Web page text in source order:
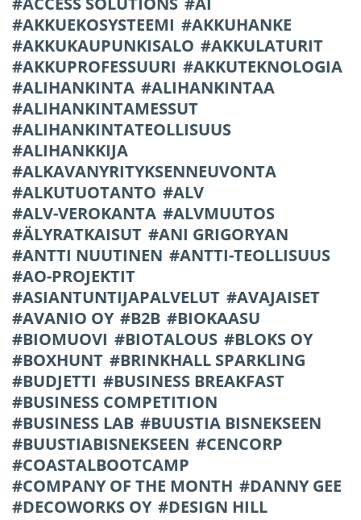
AKKUEKOSYSTEEMI
AKKUHANKE
AKKUKAUPUNKISALO
AKKULATURIT
AKKUPROFESSUURI
AKKUTEKNOLOGIA
ALIHANKINTA
ALIHANKINTAA
ALIHANKINTAMESSUT
ALIHANKINTATEOLLISUUS
ALIHANKKIJA
ALKAVANYRITYKSENNEUVONTA
ALKUTUOTANTO
ALV
ALV-VEROKANTA
ALVMUUTOS
ÄLYRATKAISUT
ANI GRIGORYAN
ANTTI NUUTINEN
ANTTI-TEOLLISUUS
AO-PROJEKTIT
ASIANTUNTIJAPALVELUT
AVAJAISET
AVANIO OY
B2B
BIOKAASU
BIOMUOVI
BIOTALOUS
BLOKS OY
BOXHUNT
BRINKHALL SPARKLING
BUDJETTI
BUSINESS BREAKFAST
BUSINESS COMPETITION
BUSINESS LAB
BUUSTIA BISNEKSEEN
BUUSTIABISNEKSEEN
CENCORP
COASTALBOOTCAMP
COMPANY OF THE MONTH
DANNY GEE
DECOWORKS OY
DESIGN HILL